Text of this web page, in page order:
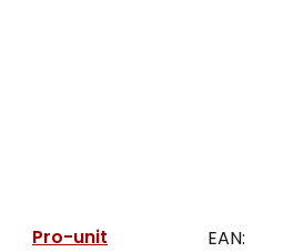
Pro-unit EAN: